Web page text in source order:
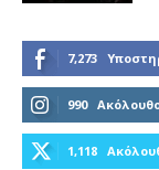
7,273
990
1,118